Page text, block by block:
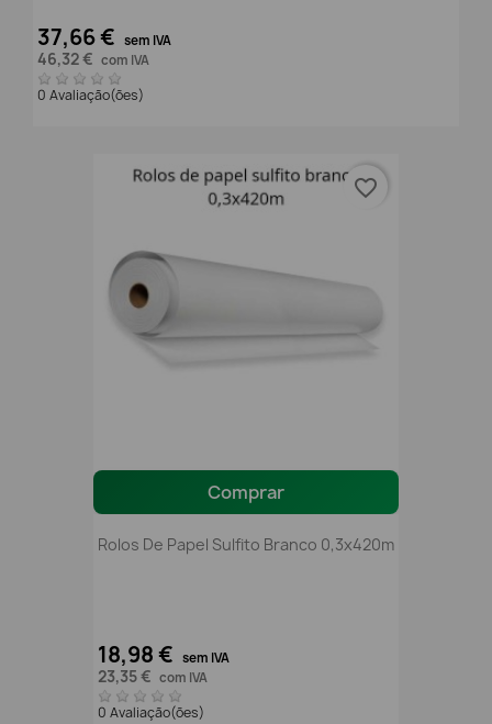
37,66 € sem IVA
46,32 € com IVA
0 Avaliação(ões)
Comprar
Rolos De Papel Sulfito Branco 0,3x420m
18,98 € sem IVA
23,35 € com IVA
0 Avaliação(ões)
favorite_border